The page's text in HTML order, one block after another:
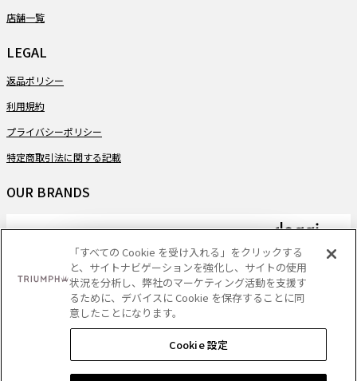
ショッピングバッグに追加する
店舗一覧
LEGAL
返品ポリシー
利用規約
プライバシーポリシー
特定商取引法に関する記載
OUR BRANDS
PAYMENT
「すべての Cookie を受け入れる」をクリックする
と、サイトナビゲーションを強化し、サイトの使用
状況を分析し、弊社のマーケティング活動を支援す
るために、デバイスに Cookie を保存することに同
意したことになります。
Cookie 設定